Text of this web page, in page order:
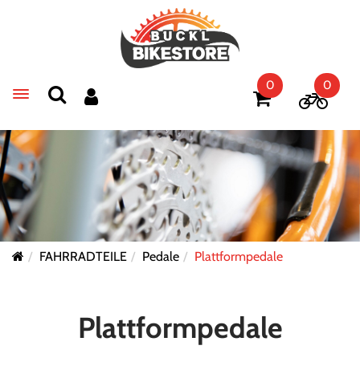
Toggle navigation
0 0
FAHRRADTEILE Pedale Plattformpedale
Plattformpedale